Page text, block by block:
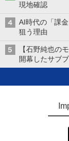
現地確認
AI時代の「課
狙う理由
【石野純也の
開幕したサブ